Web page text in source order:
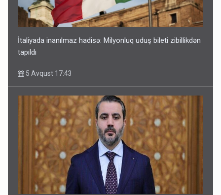
İtaliyada inanılmaz hadisə: Milyonluq uduş bileti zibillikdən
tapıldı
5 Avqust 17:43